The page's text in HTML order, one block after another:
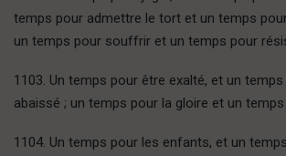
temps pour admettre le tort et un temps
un temps pour souffrir et un temps pour
1103. Un temps pour être exalté, et un
abaissé ; un temps pour la gloire et un
1104. Un temps pour les enfants, et un